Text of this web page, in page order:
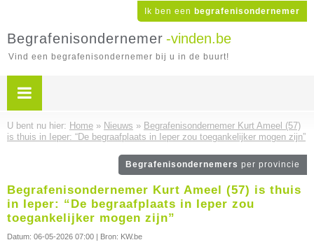
Ik ben een begrafenisondernemer
Begrafenisondernemer -vinden.be
Vind een begrafenisondernemer bij u in de buurt!
U bent nu hier: Home » Nieuws » Begrafenisondernemer Kurt Ameel (57)
is thuis in Ieper: “De begraafplaats in Ieper zou toegankelijker mogen zijn”
Begrafenisondernemers per provincie
Begrafenisondernemer Kurt Ameel (57) is thuis
in Ieper: “De begraafplaats in Ieper zou
toegankelijker mogen zijn”
Datum: 06-05-2026 07:00 | Bron: KW.be